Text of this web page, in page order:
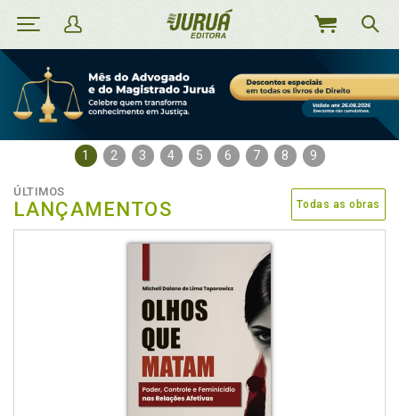
MEU
1 2 3 4 5 6 7 8 9
ÚLTIMOS
LANÇAMENTOS Todas as obras